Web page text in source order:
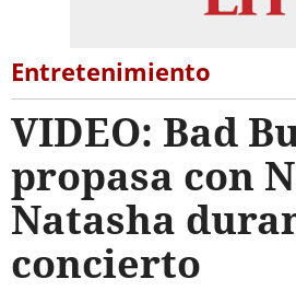
Entretenimiento
VIDEO: Bad
propasa con
Natasha
concierto